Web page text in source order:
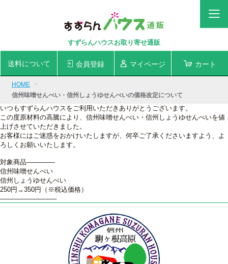
すずらんハウスお取り寄せ通販
送料について 会員登録 マイページ カート
HOME
信州味噌せんべい・信州しょうゆせんべいの価格改定について
いつもすずらんハウスをご利用いただきありがとうございます。
この度原材料の高騰により、信州味噌せんべい・信州しょうゆせんべいを値
上げさせていただきました。
お客様にはご迷惑をおかけいたしますが、何卒ご了承くださいますよう、よ
ろしくお願いいたします。
対象商品————-
信州味噌せんべい
信州しょうゆせんべい
250円→350円（※税込価格）
————————–